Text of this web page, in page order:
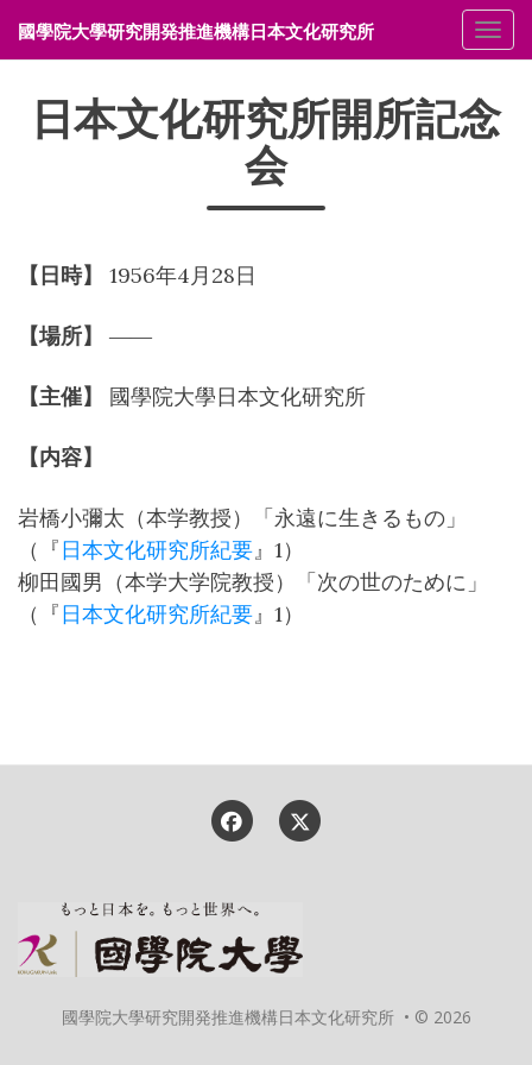
メ
國學院大學研究開発推進機構日本文化研究所
日本文化研究所開所記念
会
【日時】 1956年4月28日
【場所】 ――
【主催】 國學院大學日本文化研究所
【内容】
岩橋小彌太（本学教授）「永遠に生きるもの」
（『日本文化研究所紀要』1）
柳田國男（本学大学院教授）「次の世のために」
（『日本文化研究所紀要』1）
國學院大學研究開発推進機構日本文化研究所 • © 2026